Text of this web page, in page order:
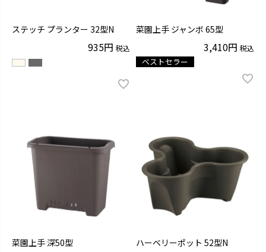
ステッチ プランター 32型N
935 税込
菜園上手 ジャンボ 65型
3,410 税込
ベストセラー
菜園上手 深50型 ハーベリーポット 52型N